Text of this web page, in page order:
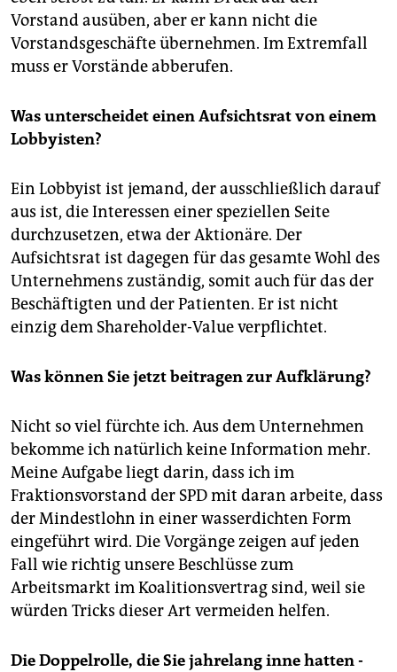
Vorstand ausüben, aber er kann nicht die
Vorstandsgeschäfte übernehmen. Im Extremfall
muss er Vorstände abberufen.
Was unterscheidet einen Aufsichtsrat von einem
Lobbyisten?
Ein Lobbyist ist jemand, der ausschließlich darauf
aus ist, die Interessen einer speziellen Seite
durchzusetzen, etwa der Aktionäre. Der
Aufsichtsrat ist dagegen für das gesamte Wohl des
Unternehmens zuständig, somit auch für das der
Beschäftigten und der Patienten. Er ist nicht
einzig dem Shareholder-Value verpflichtet.
Was können Sie jetzt beitragen zur Aufklärung?
Nicht so viel fürchte ich. Aus dem Unternehmen
bekomme ich natürlich keine Information mehr.
Meine Aufgabe liegt darin, dass ich im
Fraktionsvorstand der SPD mit daran arbeite, dass
der Mindestlohn in einer wasserdichten Form
eingeführt wird. Die Vorgänge zeigen auf jeden
Fall wie richtig unsere Beschlüsse zum
Arbeitsmarkt im Koalitionsvertrag sind, weil sie
würden Tricks dieser Art vermeiden helfen.
Die Doppelrolle, die Sie jahrelang inne hatten -